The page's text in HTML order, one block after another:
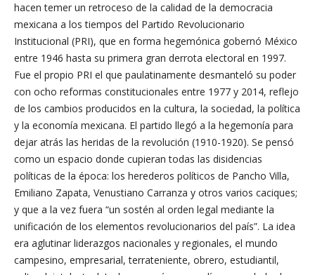
hacen temer un retroceso de la calidad de la democracia
mexicana a los tiempos del Partido Revolucionario
Institucional (PRI), que en forma hegemónica gobernó México
entre 1946 hasta su primera gran derrota electoral en 1997.
Fue el propio PRI el que paulatinamente desmanteló su poder
con ocho reformas constitucionales entre 1977 y 2014, reflejo
de los cambios producidos en la cultura, la sociedad, la política
y la economía mexicana. El partido llegó a la hegemonía para
dejar atrás las heridas de la revolución (1910-1920). Se pensó
como un espacio donde cupieran todas las disidencias
políticas de la época: los herederos políticos de Pancho Villa,
Emiliano Zapata, Venustiano Carranza y otros varios caciques;
y que a la vez fuera “un sostén al orden legal mediante la
unificación de los elementos revolucionarios del país”. La idea
era aglutinar liderazgos nacionales y regionales, el mundo
campesino, empresarial, terrateniente, obrero, estudiantil,